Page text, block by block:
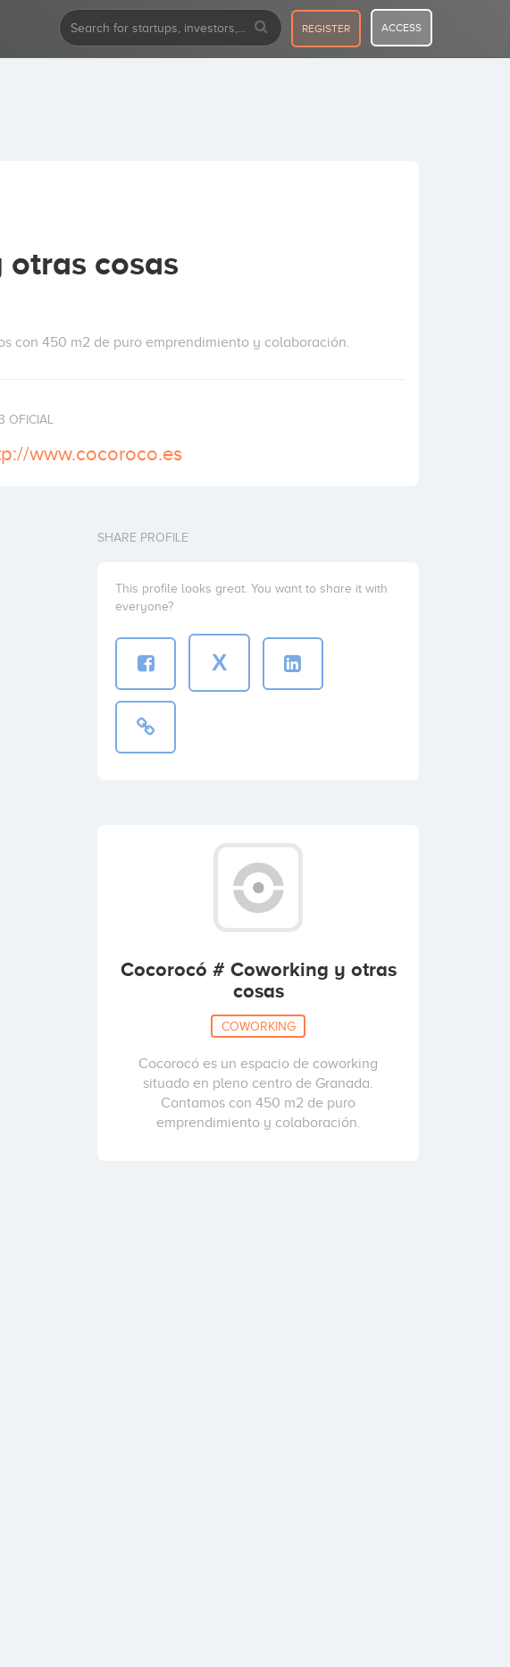
REGISTER ACCESS
cosas
con 450 m2 de puro emprendimiento y colaboración.
OFICIAL
www.cocoroco.es
SHARE PROFILE
This profile looks great. You want to share it with
everyone?
X
Cocorocó # Coworking y otras
cosas
COWORKING
Cocorocó es un espacio de coworking
situado en pleno centro de Granada.
Contamos con 450 m2 de puro
emprendimiento y colaboración.